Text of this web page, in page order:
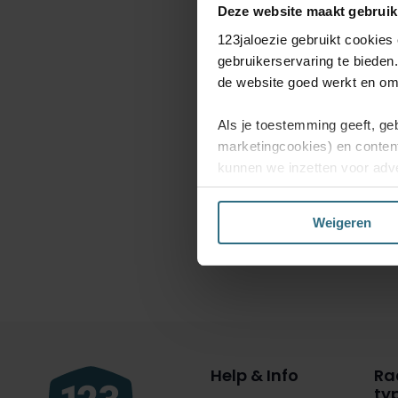
Deze website maakt
123jaloezie gebruikt
gebruikerservaring te
de website goed werkt en
Als je toestemming geeft,
marketingcookies) en
kunnen we inzetten voor
website en mogelijk ook
Kies je voor ‘Alles
Weigeren
Help & Info